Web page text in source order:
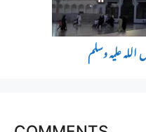
علیہ وسلم